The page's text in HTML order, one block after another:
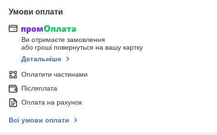
Умови оплати
Ви отримаєте замовлення
або гроші повернуться на вашу картку
Детальніше
Оплатити частинами
Післяплата
Оплата на рахунок
Всі умови оплати